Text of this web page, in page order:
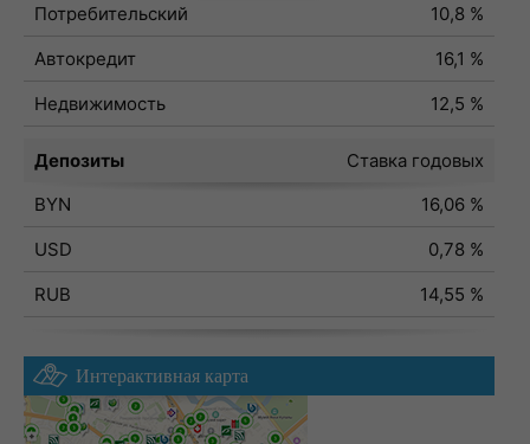
Потребительский
10,8 %
Автокредит
16,1 %
Недвижимость
12,5 %
Депозиты
Ставка годовых
BYN
16,06 %
USD
0,78 %
RUB
14,55 %
Интерактивная карта